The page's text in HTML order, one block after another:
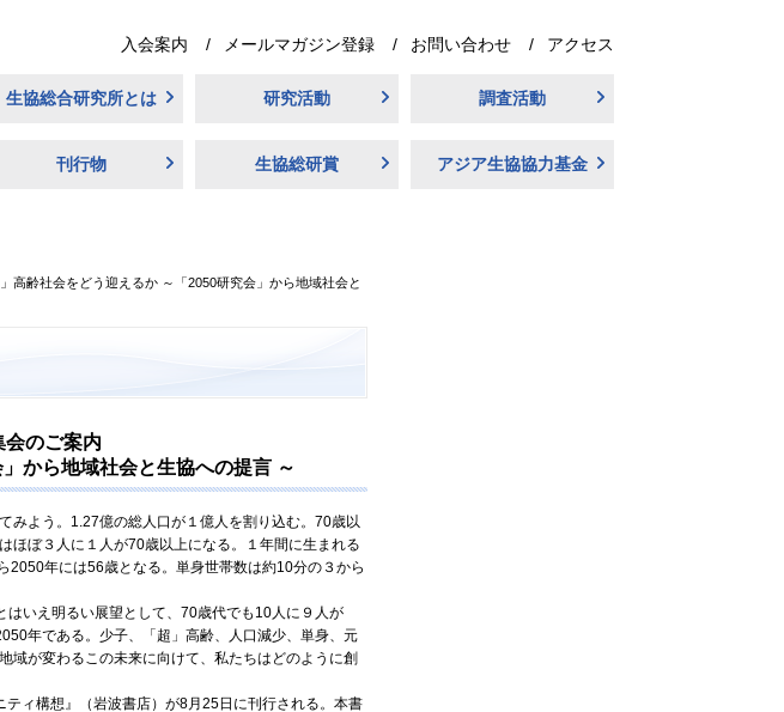
入会案内 メールマガジン登録 お問い合わせ アクセス
生協総合研究所とは 研究活動 調査活動
刊行物 生協総研賞 アジア生協協力基金
齢社会をどう迎えるか ～「2050研究会」から地域社会と
のご案内
から地域社会と生協への提言 ～
よう。1.27億の総人口が１億人を割り込む。70歳以
ほぼ３人に１人が70歳以上になる。１年間に生まれる
年には56歳となる。単身世帯数は約10分の３から
いえ明るい展望として、70歳代でも10人に９人が
年である。少子、「超」高齢、人口減少、単身、元
域が変わるこの未来に向けて、私たちはどのように創
ィ構想』（岩波書店）が8月25日に刊行される。本書